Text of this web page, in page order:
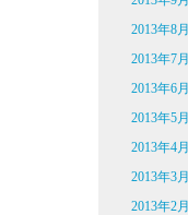
2013年8月
2013年7月
2013年6月
2013年5月
2013年4月
2013年3月
2013年2月